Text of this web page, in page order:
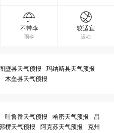
不带伞
雨伞
较适宜
运动
壁县天气预报
玛纳斯县天气预报
木垒县天气预报
吐鲁番天气预报 哈密天气预报
昌
楞天气预报 阿克苏天气预报
克州